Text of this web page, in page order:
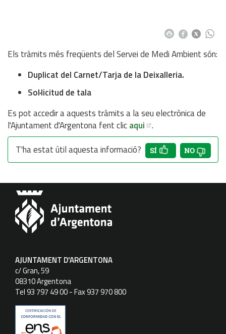
Els tràmits més freqüents del Servei de Medi Ambient són:
Duplicat del Carnet/Tarja de la Deixalleria.
Sol·licitud de tala
Es pot accedir a aquests tràmits a la seu electrònica de
l'Ajuntament d'Argentona fent clicaqui .
T'ha estat útil aquesta informació?
AJUNTAMENT D'ARGENTONA
c/ Gran, 59
08310 Argentona
Tel 93 797 49 00 - Fax 937 970 800